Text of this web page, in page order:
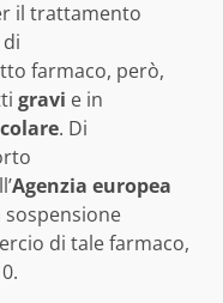
il trattamento
farmaco, però,
gravi e in
. Di
Agenzia europea
di tale farmaco,